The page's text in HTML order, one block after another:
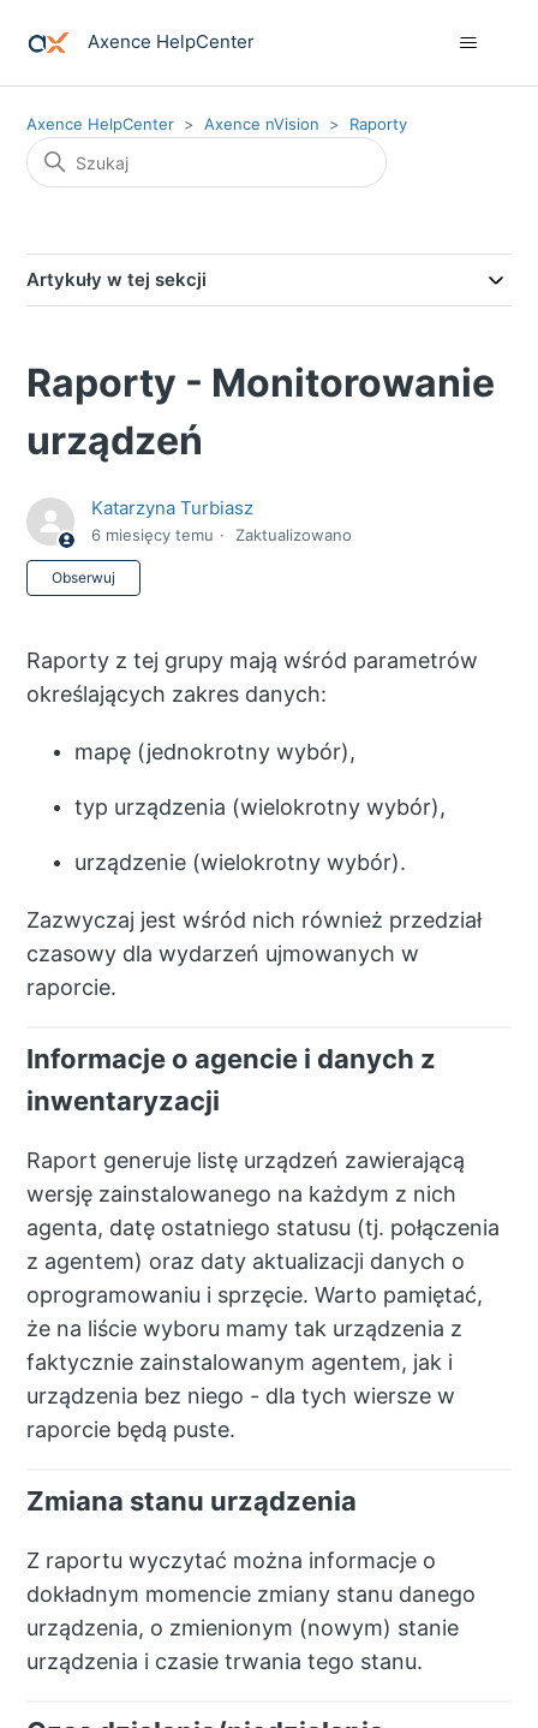
Axence HelpCenter
Axence HelpCenter Axence nVision Raporty
Artykuły w tej sekcji
Raporty - Monitorowanie
urządzeń
Katarzyna Turbiasz
6 miesięcy temu Zaktualizowano
Obserwuj
Raporty z tej grupy mają wśród parametrów
określających zakres danych:
mapę (jednokrotny wybór),
typ urządzenia (wielokrotny wybór),
urządzenie (wielokrotny wybór).
Zazwyczaj jest wśród nich również przedział
czasowy dla wydarzeń ujmowanych w
raporcie.
Informacje o agencie i danych z
inwentaryzacji
Raport generuje listę urządzeń zawierającą
wersję zainstalowanego na każdym z nich
agenta, datę ostatniego statusu (tj. połączenia
z agentem) oraz daty aktualizacji danych o
oprogramowaniu i sprzęcie. Warto pamiętać,
że na liście wyboru mamy tak urządzenia z
faktycznie zainstalowanym agentem, jak i
urządzenia bez niego - dla tych wiersze w
raporcie będą puste.
Zmiana stanu urządzenia
Z raportu wyczytać można informacje o
dokładnym momencie zmiany stanu danego
urządzenia, o zmienionym (nowym) stanie
urządzenia i czasie trwania tego stanu.